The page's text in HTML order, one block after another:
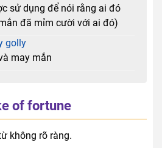
sử dụng để nói rằng ai đó
đã mỉm cười với ai đó)
golly
may mắn
of fortune
không rõ ràng.